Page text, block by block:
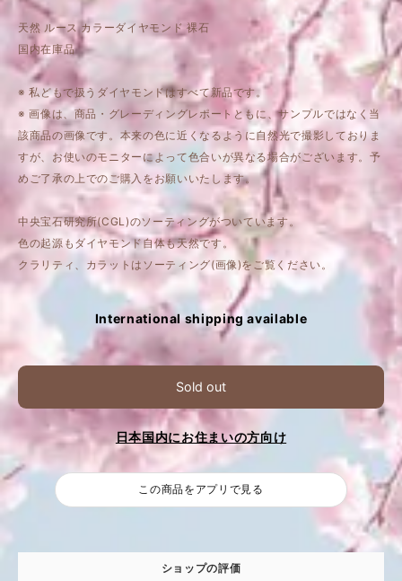
天然 ルース カラーダイヤモンド 裸石
国内在庫品
※ 私どもで扱うダイヤモンドはすべて新品です。
※ 画像は、商品・グレーディングレポートともに、サンプルではなく当
該商品の画像です。本来の色に近くなるように自然光で撮影しておりま
すが、お使いのモニターによって色合いが異なる場合がございます。予
めご了承の上でのご購入をお願いいたします。
中央宝石研究所(CGL)のソーティングがついています。
色の起源もダイヤモンド自体も天然です。
クラリティ、カラットはソーティング(画像)をご覧ください。
International shipping available
Sold out
日本国内にお住まいの方向け
この商品をアプリで見る
ショップの評価